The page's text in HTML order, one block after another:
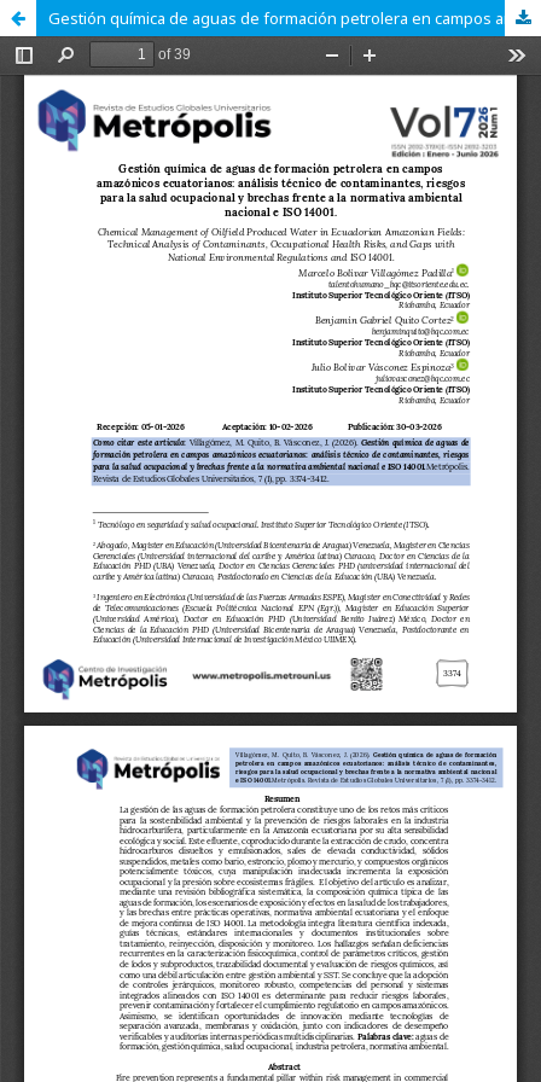
Gestión química de aguas de formación petrolera en campos amazónicos ecuatorianos